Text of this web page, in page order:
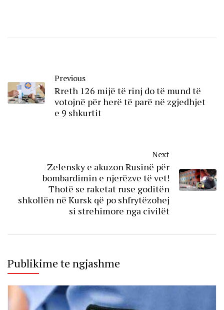
Previous
Rreth 126 mijë të rinj do të mund të
votojnë për herë të parë në zgjedhjet
e 9 shkurtit
Next
Zelensky e akuzon Rusinë për
bombardimin e njerëzve të vet!
Thotë se raketat ruse goditën
shkollën në Kursk që po shfrytëzohej
si strehimore nga civilët
Publikime te ngjashme